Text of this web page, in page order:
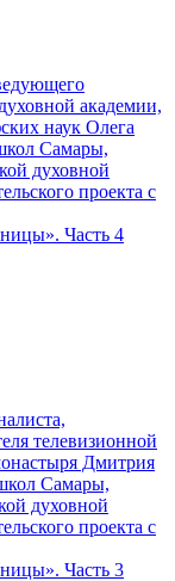
академии,
наук Олега
Самары,
духовной
проекта с
Часть 4
телевизионной
Дмитрия
Самары,
духовной
проекта с
Часть 3